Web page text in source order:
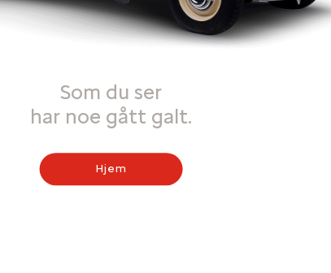
Som du ser
har noe gått galt.
Hjem